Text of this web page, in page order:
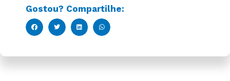
Gostou? Compartilhe: